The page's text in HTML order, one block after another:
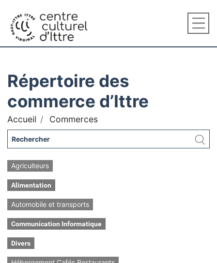
Répertoire des
commerce d’Ittre
Accueil Commerces
Agriculteurs
Alimentation
Automobile et transports
Communication Informatique
Divers